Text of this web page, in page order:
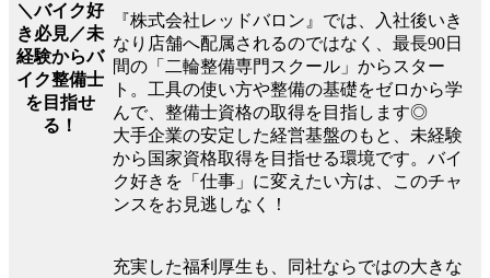
＼バイク好
き必見／未
経験からバ
イク整備士
を目指せ
る！
『株式会社レッドバロン』では、入社後いき
なり店舗へ配属されるのではなく、最長90日
間の「二輪整備専門スクール」からスター
ト。工具の使い方や整備の基礎をゼロから学
んで、整備士資格の取得を目指します◎
大手企業の安定した経営基盤のもと、未経験
から国家資格取得を目指せる環境です。バイ
ク好きを「仕事」に変えたい方は、このチャ
ンスをお見逃しなく！
充実した福利厚生も、同社ならではの大きな